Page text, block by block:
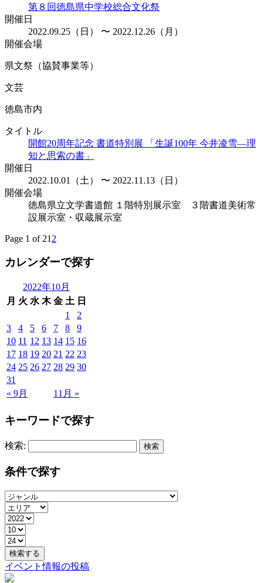
第８回徳島県中学校総合文化祭
開催日
2022.09.25（日） 〜 2022.12.26（月）
開催会場
県文祭（協賛事業等）
文芸
徳島市内
タイトル
開館20周年記念 書道特別展 「生誕100年 今井凌雪―理
知と思索の書」
開催日
2022.10.01（土） 〜 2022.11.13（日）
開催会場
徳島県立文学書道館 １階特別展示室 ３階書道美術常
設展示室・収蔵展示室
Page 1 of 21 2
カレンダーで探す
2022年10月
月 火 水 木 金 土 日
« 9月 11月 »
1
2
3
4 5 6 7 8
9
10 11 12 13 14 15 16
17 18 19 20 21 22 23
24 25 26 27 28 29 30
31
キーワードで探す
検索:
条件で探す
イベント情報の投稿